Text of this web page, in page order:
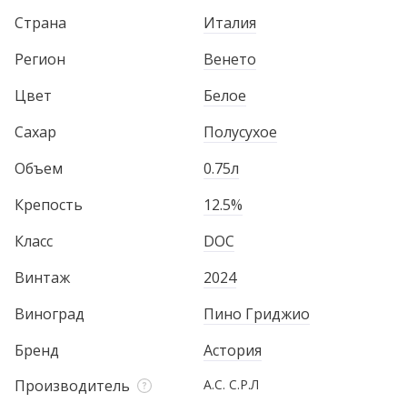
Страна
Италия
Регион
Венето
Цвет
Белое
Сахар
Полусухое
Объем
0.75л
Крепость
12.5%
Класс
DOC
Винтаж
2024
Виноград
Пино Гриджио
Бренд
Астория
Производитель
А.С. С.Р.Л